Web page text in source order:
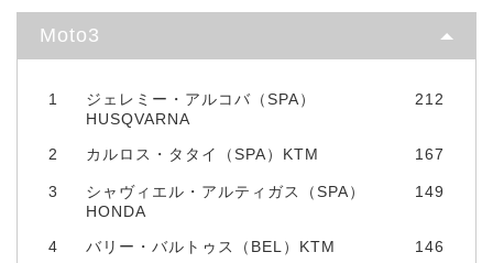
Moto3
1
ジェレミー・アルコバ（SPA）
HUSQVARNA
212
2 カルロス・タタイ（SPA）KTM 167
3
シャヴィエル・アルティガス（SPA）
HONDA
149
4 バリー・バルトゥス（BEL）KTM 146